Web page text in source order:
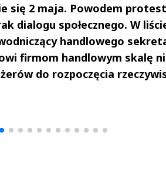
się 2 maja. Powodem
dialogu społecznego. W
handlowego
firmom handlowym skalę
do rozpoczęcia